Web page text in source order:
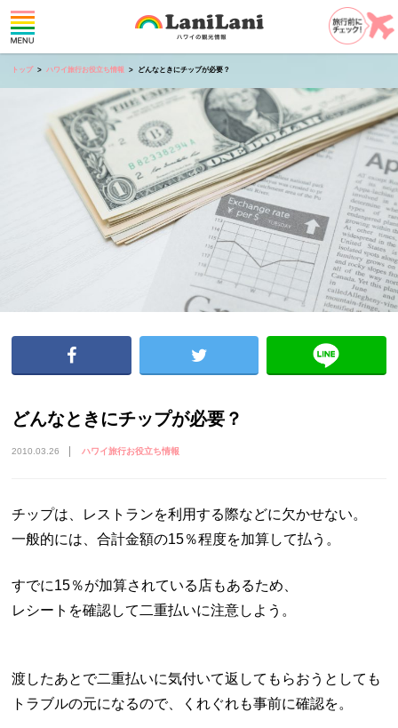
トップ ハワイ旅行お役立ち情報 どんなときにチップが必要？
どんなときにチップが必要？
2010.03.26 ハワイ旅行お役立ち情報
チップは、レストランを利用する際などに欠かせない。
一般的には、合計金額の15％程度を加算して払う。
すでに15％が加算されている店もあるため、
レシートを確認して二重払いに注意しよう。
渡したあとで二重払いに気付いて返してもらおうとしても
トラブルの元になるので、くれぐれも事前に確認を。